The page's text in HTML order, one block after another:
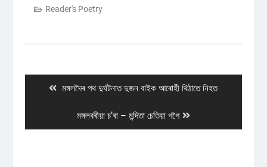
Reader's Poetry
Previous
মঙ্গলদৈৰ পথ দুৰ্ঘটনাত দুজন বাইক আৰোহী থিঠাতে নিহত
Next
post:
মঙ্গলবৰীয়া চ’ৰা – মন্দিতা চেতিয়া গগৈ